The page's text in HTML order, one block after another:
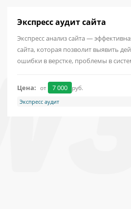
Экспресс аудит сайта
Экспресс анализ сайта —
сайта, которая позволит выявить
ошибки в верстке, проблемы в
Цена: от 7 000 руб.
Экспресс аудит